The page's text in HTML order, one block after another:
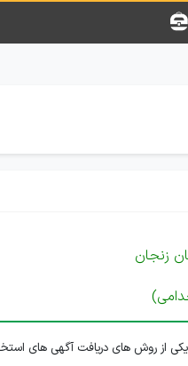
زنجان
از روش های دریافت آگهی های